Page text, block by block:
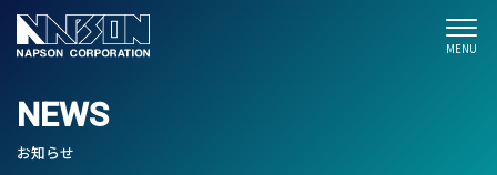
NEWS
お知らせ